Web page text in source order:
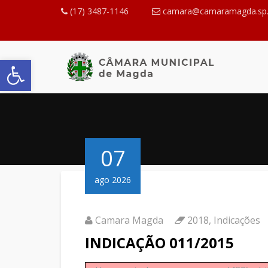
Abrir a barra de ferramentas
(17) 3487-1146
07
ago 2026
Camara Magda 2018, Indicações
INDICAÇÃO 011/2015